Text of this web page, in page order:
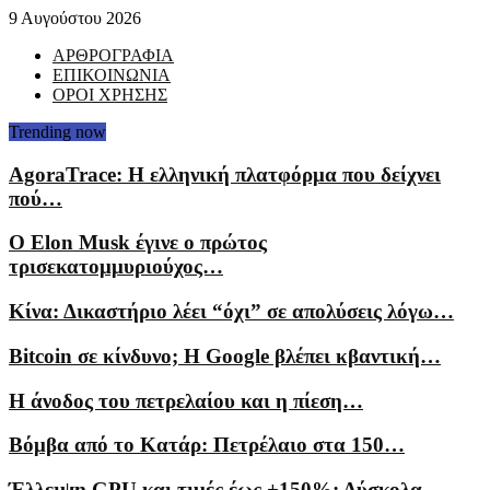
9 Αυγούστου 2026
ΑΡΘΡΟΓΡΑΦΙΑ
ΕΠΙΚΟΙΝΩΝΙΑ
ΟΡΟΙ ΧΡΗΣΗΣ
Trending now
AgoraTrace: Η ελληνική πλατφόρμα που δείχνει
πού…
Ο Elon Musk έγινε ο πρώτος
τρισεκατομμυριούχος…
Κίνα: Δικαστήριο λέει “όχι” σε απολύσεις λόγω…
Bitcoin σε κίνδυνο; Η Google βλέπει κβαντική…
Η άνοδος του πετρελαίου και η πίεση…
Βόμβα από το Κατάρ: Πετρέλαιο στα 150…